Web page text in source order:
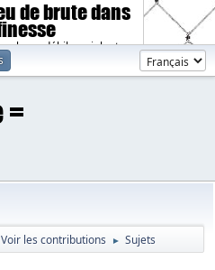
de brute dans
débiles, violents.
Voir les contributions ► Sujets